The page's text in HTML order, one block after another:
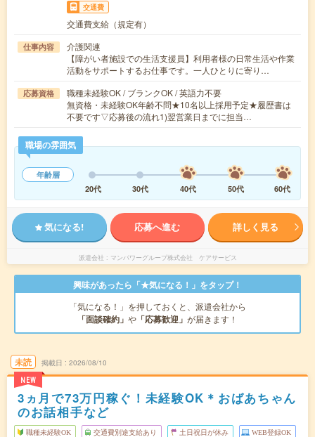
交通費
交通費支給（規定有）
仕事内容
介護関連
【障がい者施設での生活支援員】利用者様の日常生活や作業
活動をサポートするお仕事です。一人ひとりに寄り…
応募資格
職種未経験OK / ブランクOK / 英語力不要
無資格・未経験OK年齢不問★10名以上採用予定★履歴書は
不要です▽応募後の流れ1)翌営業日までに担当…
職場の雰囲気
年齢層
20代
30代 40代 50代 60代
気になる! 応募へ進む 詳しく見る
派遣会社 マンパワーグループ株式会社 ケアサービス
興味があったら「★気になる！」をタップ！
「気になる！」を押しておくと、派遣会社から
「面談確約」 や 「応募歓迎」 が届きます！
未読
NEW
掲載日 2026/08/10
3ヵ月で73万円稼ぐ！未経験OK＊おばあちゃん
のお話相手など
職種未経験OK 交通費別途支給あり 土日祝日が休み WEB登録OK